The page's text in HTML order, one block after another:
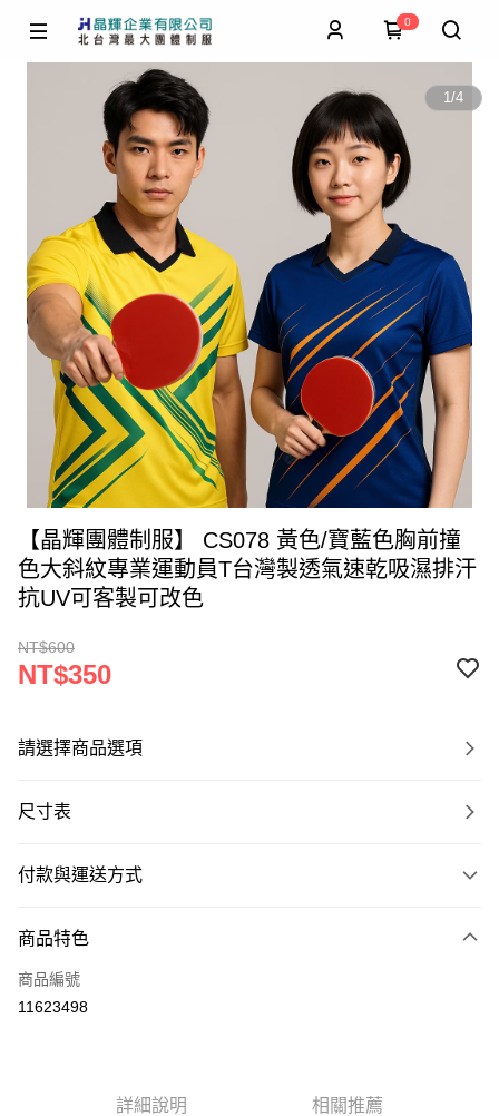
0
1/4
【晶輝團體制服】 CS078 黃色/寶藍色胸前撞
色大斜紋專業運動員T台灣製透氣速乾吸濕排汗
抗UV可客製可改色
NT$600
NT$350
請選擇商品選項
尺寸表
付款與運送方式
信用卡一次付款
運送方式
商品特色
商品編號
11623498
詳細說明 相關推薦